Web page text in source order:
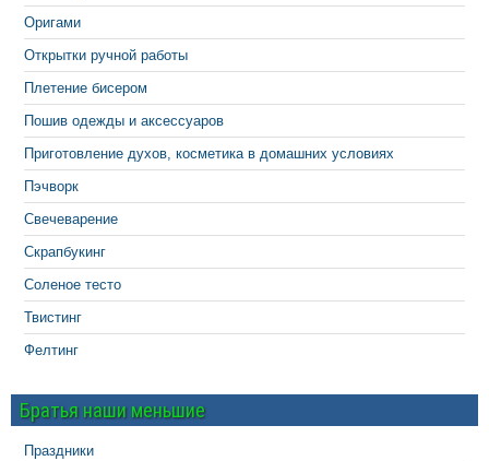
Оригами
Открытки ручной работы
Плетение бисером
Пошив одежды и аксессуаров
Приготовление духов, косметика в домашних условиях
Пэчворк
Свечеварение
Скрапбукинг
Соленое тесто
Твистинг
Фелтинг
Братья наши меньшие
Праздники